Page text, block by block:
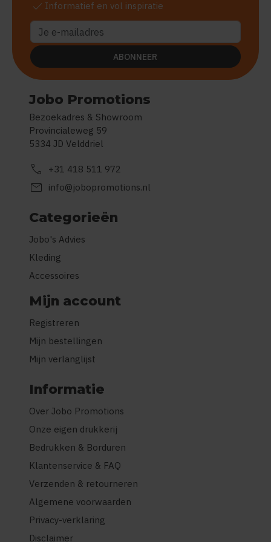
Jobo Promotions
Bezoekadres & Showroom
Provincialeweg 59
5334 JD Velddriel
call +31 418 511 972
mail info@jobopromotions.nl
Categorieën
Jobo's Advies
Kleding
Accessoires
Mijn account
Registreren
Mijn bestellingen
Mijn verlanglijst
Informatie
Over Jobo Promotions
Onze eigen drukkerij
Bedrukken & Borduren
Klantenservice & FAQ
Verzenden & retourneren
Algemene voorwaarden
Privacy-verklaring
Disclaimer
check Informatief en vol inspiratie
ABONNEER